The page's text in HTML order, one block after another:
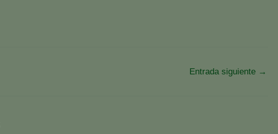
Entrada siguiente →